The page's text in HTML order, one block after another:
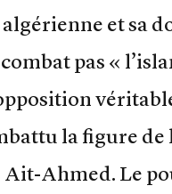
et sa
pas «
la figure de
Ait-Ahmed. Le